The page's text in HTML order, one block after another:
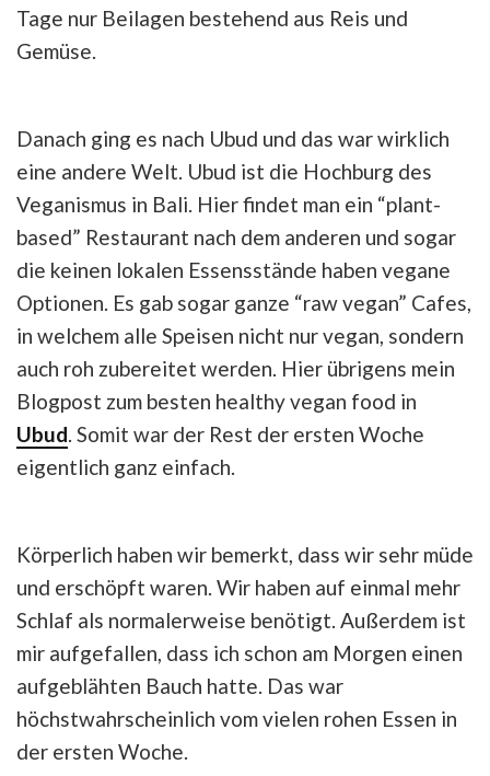
Tage nur Beilagen bestehend aus Reis und
Gemüse.
Danach ging es nach Ubud und das war wirklich
eine andere Welt. Ubud ist die Hochburg des
Veganismus in Bali. Hier findet man ein “plant-
based” Restaurant nach dem anderen und sogar
die keinen lokalen Essensstände haben vegane
Optionen. Es gab sogar ganze “raw vegan” Cafes,
in welchem alle Speisen nicht nur vegan, sondern
auch roh zubereitet werden. Hier übrigens mein
Blogpost zum besten healthy vegan food in
Ubud. Somit war der Rest der ersten Woche
eigentlich ganz einfach.
Körperlich haben wir bemerkt, dass wir sehr müde
und erschöpft waren. Wir haben auf einmal mehr
Schlaf als normalerweise benötigt. Außerdem ist
mir aufgefallen, dass ich schon am Morgen einen
aufgeblähten Bauch hatte. Das war
höchstwahrscheinlich vom vielen rohen Essen in
der ersten Woche.